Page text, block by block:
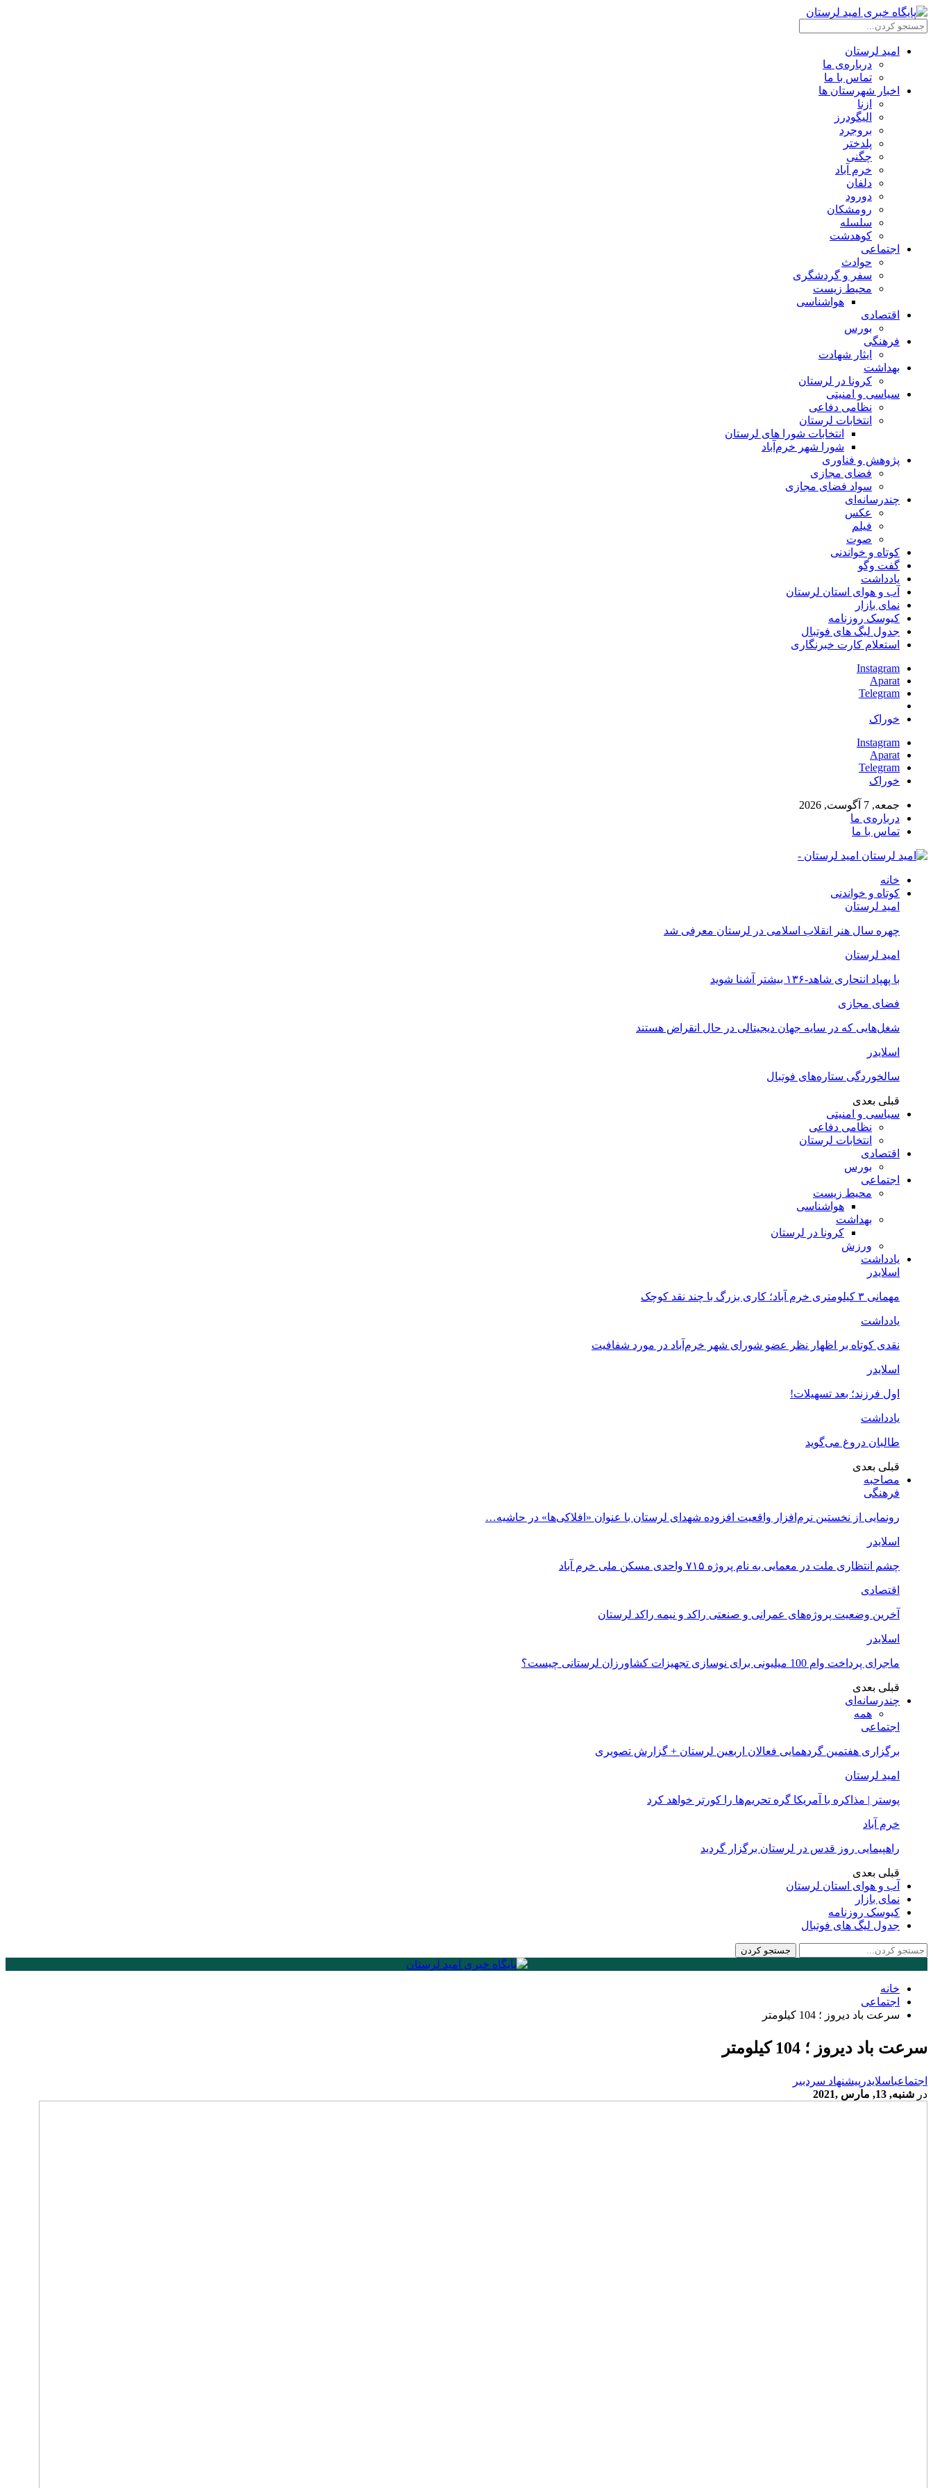
امید لرستان
درباره‌ی ما
تماس با ما
اخبار شهرستان ها
ازنا
الیگودرز
بروجرد
پلدختر
چگنی
خرم آباد
دلفان
دورود
رومشکان
سلسله
کوهدشت
اجتماعی
حوادث
سفر و گردشگری
محیط زیست
هواشناسی
اقتصادی
بورس
فرهنگی
ایثار شهادت
بهداشت
کرونا در لرستان
سیاسی و امنیتی
نظامی دفاعی
انتخابات لرستان
انتخابات شورا های لرستان
شورا شهر خرم‌آباد
پژوهش و فناوری
فضای مجازی
سواد فضای مجازی
چندرسانه‌ای
عكس
فیلم
صوت
کوتاه و خواندنی
گفت وگو
یادداشت
آب و هوای استان لرستان
نمای بازار
کیوسک روزنامه
جدول لیگ های فوتبال
استعلام کارت خبرنگاری
Instagram
Aparat
Telegram
خوراک
Instagram
Aparat
Telegram
خوراک
جمعه, 7 آگوست, 2026
درباره‌ی ما
تماس با ما
امید لرستان -
خانه
کوتاه و خواندنی
امید لرستان
چهره سال هنر انقلاب اسلامی در لرستان معرفی شد
امید لرستان
با پهپاد انتحاری شاهد-۱۳۶ بیشتر آشنا شوید
فضای مجازی
شغل‌‌هایی که در سایه جهان دیجیتالی در حال انقراض هستند
اسلایدر
سالخوردگی ستاره‌های فوتبال
قبلی بعدی
سیاسی و امنیتی
نظامی دفاعی
انتخابات لرستان
اقتصادی
بورس
اجتماعی
محیط زیست
هواشناسی
بهداشت
کرونا در لرستان
ورزش
یادداشت
اسلایدر
مهمانی ۳ کیلومتری خرم آباد؛ کاری بزرگ با چند نقد کوچک
یادداشت
نقدی کوتاه بر اظهار نظر عضو شورای شهر خرم‌آباد در مورد شفافیت
اسلایدر
اول فرزند؛ بعد تسهیلات!
یادداشت
طالبان دروغ می‌گوید
قبلی بعدی
مصاحبه
فرهنگی
رونمایی از نخستین نرم‌افزار واقعیت افزوده شهدای لرستان با عنوان «افلاکی‌ها» در حاشیه…
اسلایدر
چشم انتظاری ملت در معمایی به نام پروژه ۷۱۵ واحدی مسکن ملی خرم آباد
اقتصادی
آخرین وضعیت پروژه‌های عمرانی و صنعتی راکد و نیمه راکد لرستان
اسلایدر
ماجرای پرداخت وام 100 میلیونی برای نوسازی تجهیزات کشاورزان لرستانی چیست؟
قبلی بعدی
چندرسانه‌ای
همه
اجتماعی
برگزاری هفتمین گردهمایی فعالان اربعین لرستان + گزارش تصویری
امید لرستان
پوستر | مذاکره با آمریکا گره تحریم‌ها را کورتر خواهد کرد
خرم آباد
راهپیمایی روز قدس در لرستان برگزار گردید
قبلی بعدی
آب و هوای استان لرستان
نمای بازار
کیوسک روزنامه
جدول لیگ های فوتبال
خانه
اجتماعی
سرعت باد دیروز ؛ 104 کیلومتر
سرعت باد دیروز ؛ 104 کیلومتر
اجتماعیاسلایدر پیشنهاد سردبیر
در شنبه, 13, مارس ,2021